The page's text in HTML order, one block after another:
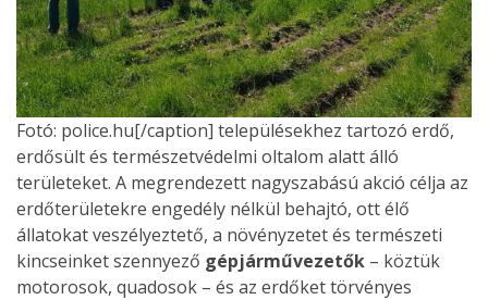
Fotó: police.hu[/caption] településekhez tartozó erdő,
erdősült és természetvédelmi oltalom alatt álló
területeket. A megrendezett nagyszabású akció célja az
erdőterületekre engedély nélkül behajtó, ott élő
állatokat veszélyeztető, a növényzetet és természeti
kincseinket szennyező gépjárművezetők – köztük
motorosok, quadosok – és az erdőket törvényes